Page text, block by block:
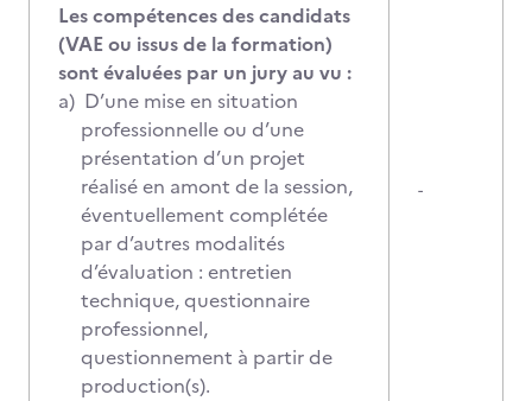
Les compétences des candidats
(VAE ou issus de la formation)
sont évaluées par un jury au vu :
a) D’une mise en situation
professionnelle ou d’une
présentation d’un projet
réalisé en amont de la session,
éventuellement complétée
par d’autres modalités
d’évaluation : entretien
technique, questionnaire
professionnel,
questionnement à partir de
production(s).
-